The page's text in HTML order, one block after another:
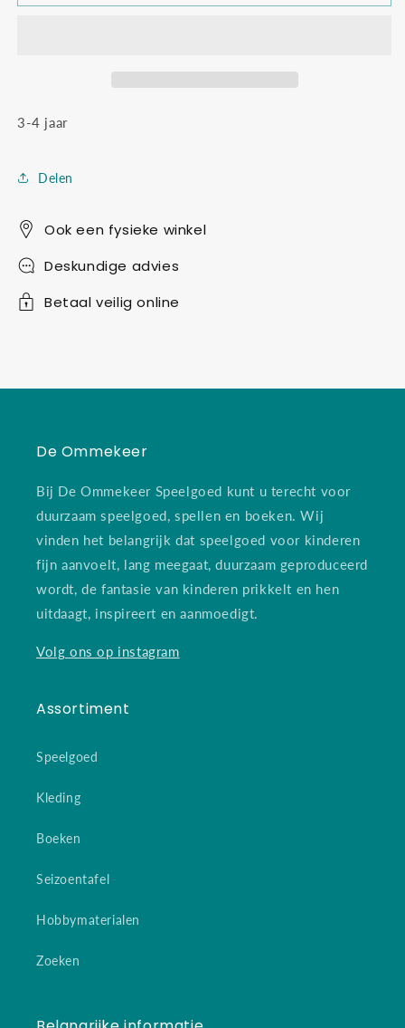
color
color
3-4 jaar
Delen
Ook een fysieke winkel
Deskundige advies
Betaal veilig online
De Ommekeer
Bij De Ommekeer Speelgoed kunt u terecht voor
duurzaam speelgoed, spellen en boeken. Wij
vinden het belangrijk dat speelgoed voor kinderen
fijn aanvoelt, lang meegaat, duurzaam geproduceerd
wordt, de fantasie van kinderen prikkelt en hen
uitdaagt, inspireert en aanmoedigt.
Volg ons op instagram
Assortiment
Speelgoed
Kleding
Boeken
Seizoentafel
Hobbymaterialen
Zoeken